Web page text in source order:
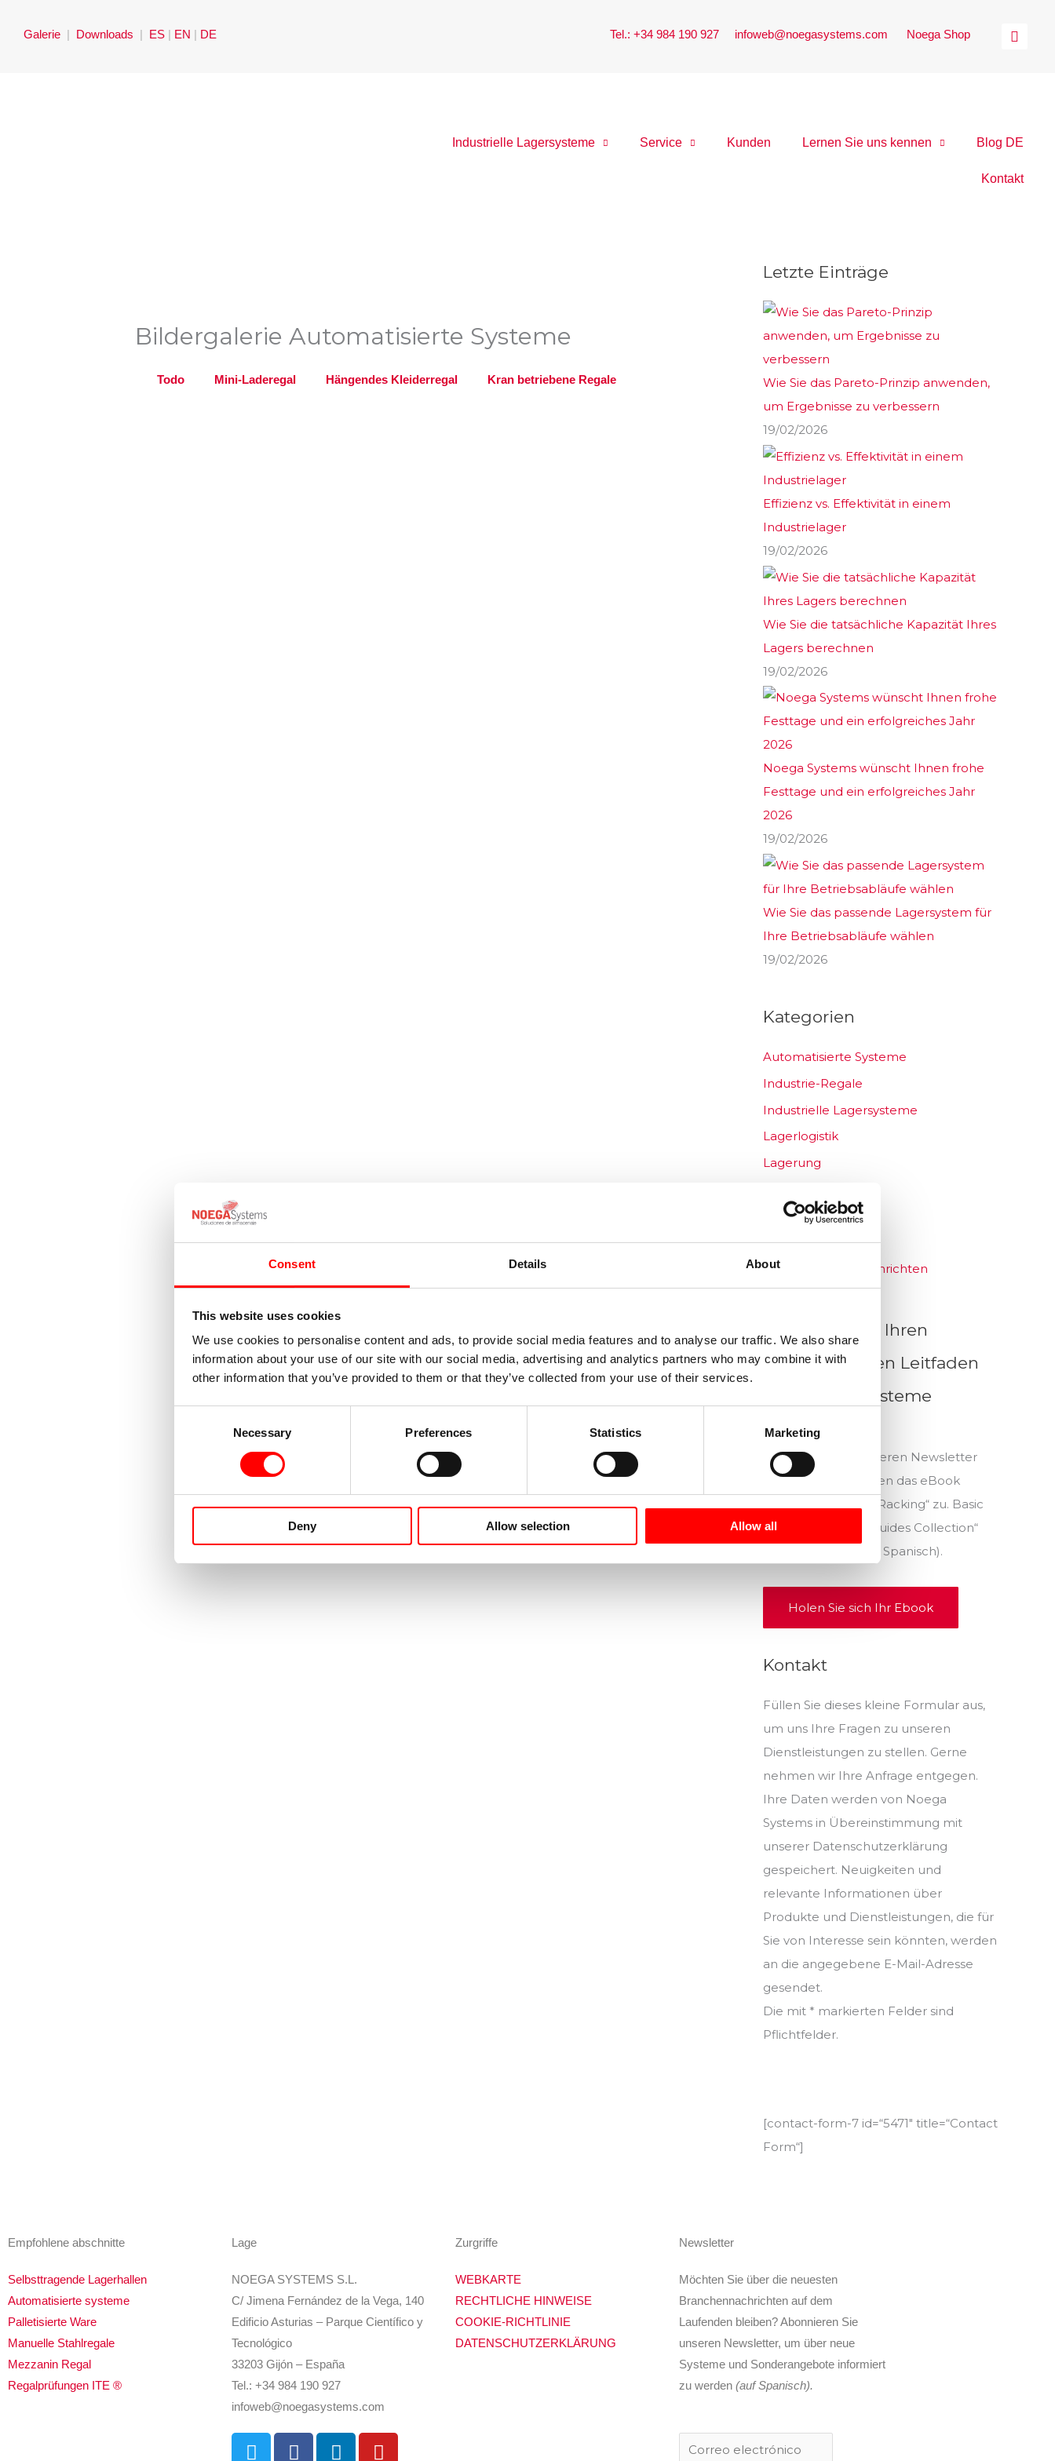
Consent Details About
This website uses cookies
We use cookies to personalise content and ads, to provide social media features and to analyse our traffic. We also share
information about your use of our site with our social media, advertising and analytics partners who may combine it with
other information that you’ve provided to them or that they’ve collected from your use of their services.
Necessary Preferences Statistics Marketing
Deny Allow selection Allow all
InhaltGalerie | Downloads | ES | EN | DE Tel.: +34 984 190 927 infoweb@noegasystems.com Noega Shop
Industrielle Lagersysteme Service Kunden Lernen Sie uns kennen Blog DE
Kontakt
Bildergalerie Automatisierte Systeme
Todo Mini-Laderegal Hängendes Kleiderregal Kran betriebene Regale
Letzte Einträge
Wie Sie das Pareto-Prinzip anwenden,
um Ergebnisse zu verbessern
19/02/2026
Effizienz vs. Effektivität in einem
Industrielager
19/02/2026
Wie Sie die tatsächliche Kapazität Ihres
Lagers berechnen
19/02/2026
Noega Systems wünscht Ihnen frohe
Festtage und ein erfolgreiches Jahr
2026
19/02/2026
Wie Sie das passende Lagersystem für
Ihre Betriebsabläufe wählen
19/02/2026
Kategorien
Automatisierte Systeme
Industrie-Regale
Industrielle Lagersysteme
Lagerlogistik
Lagerung
Sicherheit
Sicherheit
Unternehmensnachrichten
Holen Sie sich Ihren
grundlegenden Leitfaden
für Speichersysteme
Abonnieren Sie unseren Newsletter
und wir senden Ihnen das eBook
„Storage: Industrial Racking“ zu. Basic
Industrial Storage Guides Collection“
völlig kostenlos (auf Spanisch).
Holen Sie sich Ihr Ebook
Kontakt
Füllen Sie dieses kleine Formular aus,
um uns Ihre Fragen zu unseren
Dienstleistungen zu stellen. Gerne
nehmen wir Ihre Anfrage entgegen.
Ihre Daten werden von Noega
Systems in Übereinstimmung mit
unserer Datenschutzerklärung
gespeichert. Neuigkeiten und
relevante Informationen über
Produkte und Dienstleistungen, die für
Sie von Interesse sein könnten, werden
an die angegebene E-Mail-Adresse
gesendet.
Die mit * markierten Felder sind
Pflichtfelder.
[contact-form-7 id=“5471″ title=“Contact
Form“]
Empfohlene abschnitte
Selbsttragende Lagerhallen
Automatisierte systeme
Palletisierte Ware
Manuelle Stahlregale
Mezzanin Regal
Regalprüfungen ITE ®
Lage
NOEGA SYSTEMS S.L.
C/ Jimena Fernández de la Vega, 140
Edificio Asturias – Parque Científico y
Tecnológico
33203 Gijón – España
Tel.: +34 984 190 927
infoweb@noegasystems.com
T
F
L
Y
Zurgriffe
WEBKARTE
RECHTLICHE HINWEISE
COOKIE-RICHTLINIE
DATENSCHUTZERKLÄRUNG
Newsletter
Möchten Sie über die neuesten
Branchennachrichten auf dem
Laufenden bleiben? Abonnieren Sie
unseren Newsletter, um über neue
Systeme und Sonderangebote informiert
zu werden (auf Spanisch).